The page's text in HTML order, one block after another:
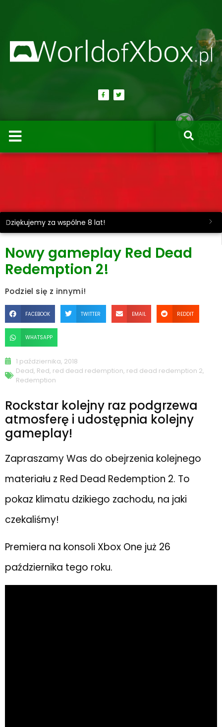
Dziękujemy za wspólne 8 lat!
Nowy gameplay Red Dead
Redemption 2!
Podziel się z innymi!
FACEBOOK TWITTER EMAIL REDDIT
WHATSAPP
1 października, 2018
Dead, Red, red dead redemption, red dead redemption 2,
Redemption
Rockstar kolejny raz podgrzewa
atmosferę i udostępnia kolejny
gameplay!
Zapraszamy Was do obejrzenia kolejnego
materiału z Red Dead Redemption 2. To
pokaz klimatu dzikiego zachodu, na jaki
czekaliśmy!
Premiera na konsoli Xbox One już 26
października tego roku.